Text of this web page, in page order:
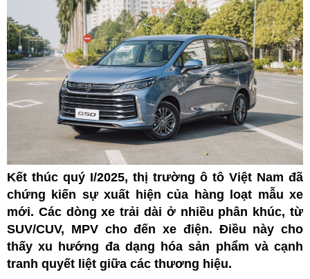
Kết thúc quý I/2025, thị trường ô tô Việt Nam đã
chứng kiến sự xuất hiện của hàng loạt mẫu xe
mới. Các dòng xe trải dài ở nhiều phân khúc, từ
SUV/CUV, MPV cho đến xe điện. Điều này cho
thấy xu hướng đa dạng hóa sản phẩm và cạnh
tranh quyết liệt giữa các thương hiệu.